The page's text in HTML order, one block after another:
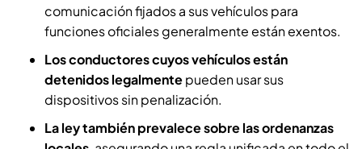
comunicación fijados a sus vehículos para
funciones oficiales generalmente están exentos.
Los conductores cuyos vehículos están
detenidos legalmentepueden usar sus
dispositivos sin penalización.
La ley también prevalece sobre las ordenanzas